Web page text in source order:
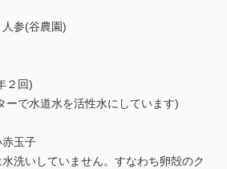
参(谷農園)
２回)
で水道水を活性水にしています)
玉子
洗いしていません。すなわち卵殻のク